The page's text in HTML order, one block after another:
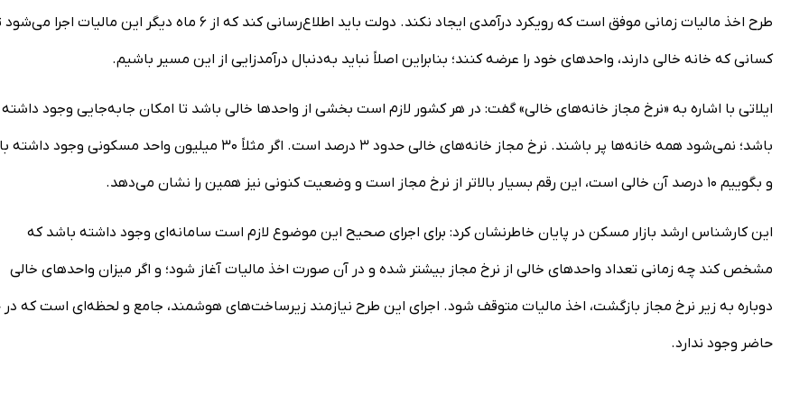
طرح اخذ مالیات زمانی موفق است که رویکرد درآمدی ایجاد نکند. دولت باید اطلاع‌رسانی کند که از ۶ ماه دیگر این مالیات اجرا
کسانی که خانه خالی دارند، واحدهای خود را عرضه کنند؛ بنابراین اصلاً نباید به‌دنبال درآمدزایی از این مسیر باشیم.
ایلاتی با اشاره به «نرخ مجاز خانه‌های خالی» گفت: در هر کشور لازم است بخشی از واحدها خالی باشد تا امکان جابه‌جایی وجود داشته
باشد؛ نمی‌شود همه خانه‌ها پر باشند. نرخ مجاز خانه‌های خالی حدود ۳ درصد است. اگر مثلاً ۳۰ میلیون واحد مسکونی
و بگوییم ۱۰ درصد آن خالی است، این رقم بسیار بالاتر از نرخ مجاز است و وضعیت کنونی نیز همین را نشان می‌دهد.
این کارشناس ارشد بازار مسکن در پایان خاطرنشان کرد: برای اجرای صحیح این موضوع لازم است سامانه‌ای وجود داشته باشد که
مشخص کند چه زمانی تعداد واحدهای خالی از نرخ مجاز بیشتر شده و در آن صورت اخذ مالیات آغاز شود؛ و اگر میزان واحدهای خالی
دوباره به زیر نرخ مجاز بازگشت، اخذ مالیات متوقف شود. اجرای این طرح نیازمند زیرساخت‌های هوشمند، جامع و لحظه‌ای است که
حاضر وجود ندارد.